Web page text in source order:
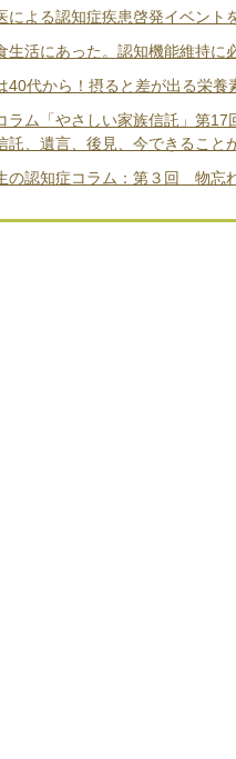
による認知症疾患啓発イベント
生活にあった。認知機能維持に
40代から！摂ると差が出る栄養
ラム「やさしい家族信託」第
託、遺言、後見、今できること
の認知症コラム：第３回 物忘